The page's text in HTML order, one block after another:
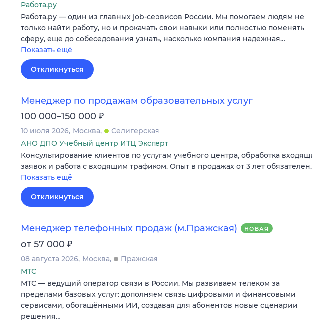
Работа.ру
Работа.ру — один из главных job-сервисов России. Мы помогаем людям не
только найти работу, но и прокачать свои навыки или полностью поменять
сферу, еще до собеседования узнать, насколько компания надежная…
Показать ещё
Откликнуться
Менеджер по продажам образовательных услуг
100 000–150 000 ₽
10 июля 2026 Москва
Селигерская
АНО ДПО Учебный центр ИТЦ Эксперт
Консультирование клиентов по услугам учебного центра, обработка
заявок и работа с входящим трафиком. Опыт в продажах от 3 лет обязателен.
Показать ещё
Откликнуться
Менеджер телефонных продаж (м.Пражская) НОВАЯ
от 57 000 ₽
08 августа 2026 Москва
Пражская
МТС
МТС — ведущий оператор связи в России. Мы развиваем телеком за
пределами базовых услуг: дополняем связь цифровыми и финансовыми
сервисами, обогащёнными ИИ, создавая для абонентов новые сценарии
решения…